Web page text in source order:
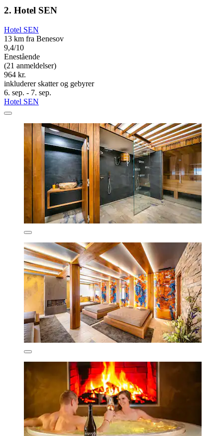
2. Hotel SEN
Hotel SEN
13 km fra Benesov
9,4/10
Enestående
(21 anmeldelser)
964 kr.
inkluderer skatter og gebyrer
6. sep. - 7. sep.
Hotel SEN